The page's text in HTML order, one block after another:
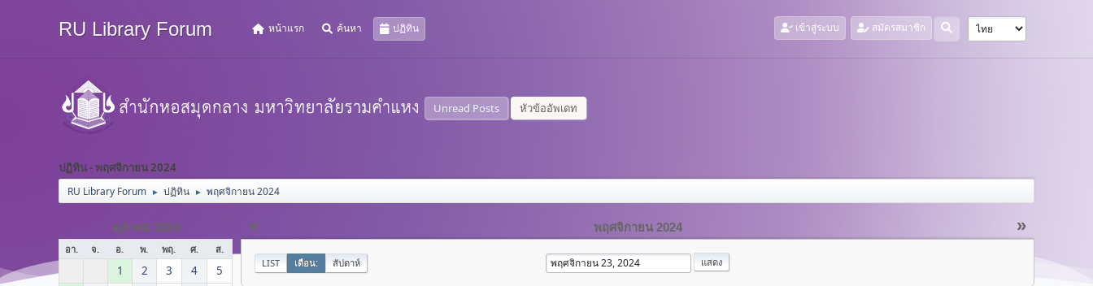
RU Library Forum หน้าแรก ค้นหา ปฏิทิน เข้าสู่ระบบ สมัครสมาชิก
Unread Posts หัวข้ออัพเดท
ปฏิทิน - พฤศจิกายน 2024
RU Library Forum ► ปฏิทิน ► พฤศจิกายน 2024
ตุลาคม 2024
อา. จ. อ. พ. พฤ. ศ. ส.
1 2 3 4
5
« »
พฤศจิกายน 2024
LIST เดือน: สัปดาห์